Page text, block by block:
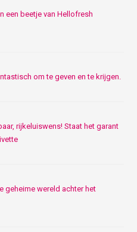
een beetje van Hellofresh
om te geven en te krijgen.
rijkeluiswens! Staat het garant
geheime wereld achter het